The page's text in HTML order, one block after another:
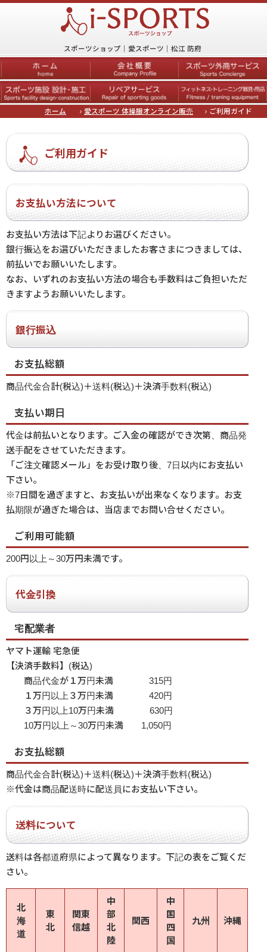
スポーツショップ｜愛スポーツ｜松江 防府
ホーム 愛スポーツ 体操服オンライン販売 ご利用ガイド
ご利用ガイド
お支払い方法について
お支払い方法は下記よりお選びください。
銀行振込をお選びいただきましたお客さまにつきましては、
前払いでお願いいたします。
なお、いずれのお支払い方法の場合も手数料はご負担いただ
きますようお願いいたします。
銀行振込
お支払総額
商品代金合計(税込)＋送料(税込)＋決済手数料(税込)
支払い期日
代金は前払いとなります。ご入金の確認ができ次第、商品発
送手配をさせていただきます。
「ご注文確認メール」をお受け取り後、7日以内にお支払い
下さい。
※7日間を過ぎますと、お支払いが出来なくなります。お支
払期限が過ぎた場合は、当店までお問い合せください。
ご利用可能額
200円以上～30万円未満です。
代金引換
宅配業者
ヤマト運輸 宅急便
【決済手数料】(税込)
商品代金が１万円未満 315円
１万円以上３万円未満 420円
３万円以上10万円未満 630円
10万円以上～30万円未満 1,050円
お支払総額
商品代金合計(税込)＋送料(税込)＋決済手数料(税込)
※代金は商品配送時に配送員にお支払い下さい。
送料について
送料は各都道府県によって異なります。下記の表をご覧くだ
さい。
北
海
道
東
北
関東
信越
中
部
北
陸
関西
中
国
四
国
九州 沖縄